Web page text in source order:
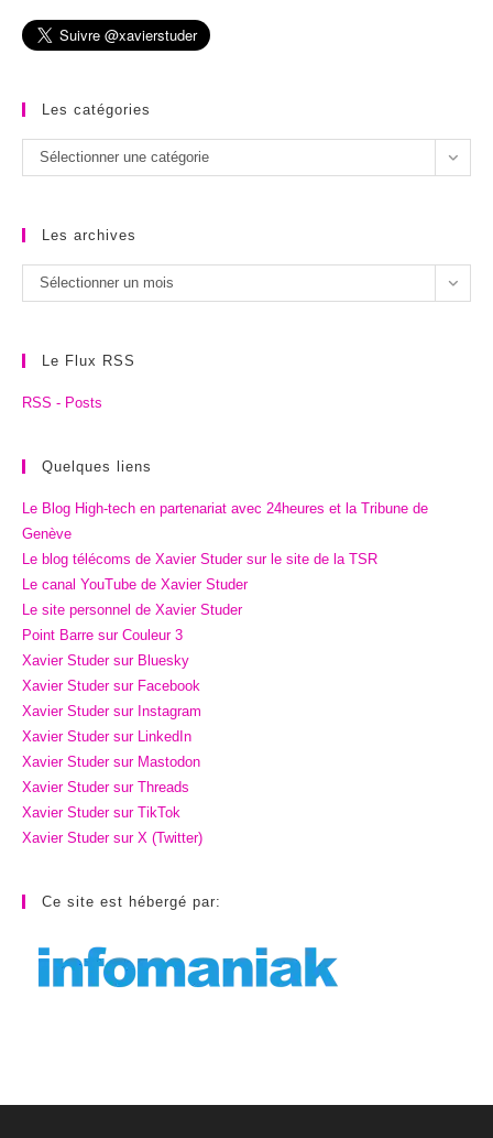
Les catégories
Les
catégories
Sélectionner une catégorie
Les archives
Les
archives
Sélectionner un mois
Le Flux RSS
RSS - Posts
Quelques liens
Le Blog High-tech en partenariat avec 24heures et la Tribune de
Genève
Le blog télécoms de Xavier Studer sur le site de la TSR
Le canal YouTube de Xavier Studer
Le site personnel de Xavier Studer
Point Barre sur Couleur 3
Xavier Studer sur Bluesky
Xavier Studer sur Facebook
Xavier Studer sur Instagram
Xavier Studer sur LinkedIn
Xavier Studer sur Mastodon
Xavier Studer sur Threads
Xavier Studer sur TikTok
Xavier Studer sur X (Twitter)
Ce site est hébergé par: